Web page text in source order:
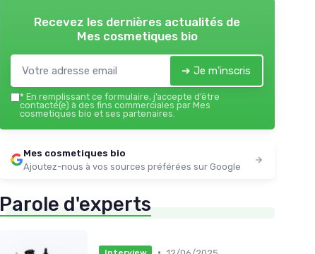
Recevez les dernières actualités de
Mes cosmetiques bio
➔ Je m'inscris
* En remplissant ce formulaire, j’accepte d’être
contacté(e) à des fins commerciales par Mes
cosmetiques bio et ses partenaires.
Mes cosmetiques bio
Ajoutez-nous à vos sources préférées sur Google
Parole d'experts